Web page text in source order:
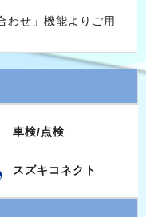
わせ」機能よりご用
車検/点検
スズキコネクト